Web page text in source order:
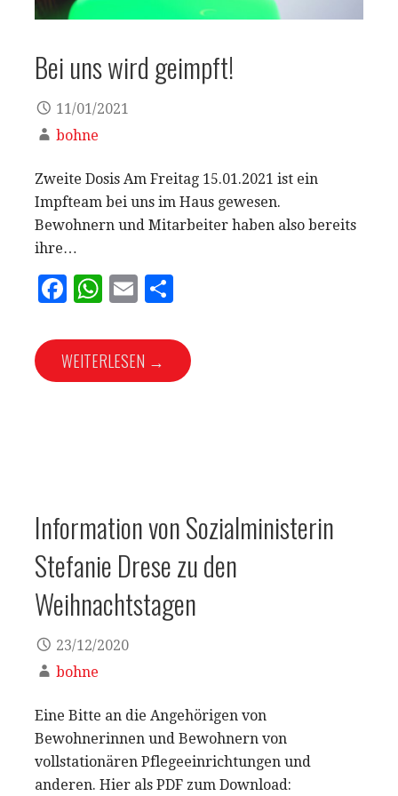
Bei uns wird geimpft!
11/01/2021
bohne
Zweite Dosis Am Freitag 15.01.2021 ist ein
Impfteam bei uns im Haus gewesen.
Bewohnern und Mitarbeiter haben also bereits
ihre…
F
c
e
W
at
s
E
ai
l
le
n
WEITERLESEN →
Information von Sozialministerin
Stefanie Drese zu den
Weihnachtstagen
23/12/2020
bohne
Eine Bitte an die Angehörigen von
Bewohnerinnen und Bewohnern von
vollstationären Pflegeeinrichtungen und
anderen. Hier als PDF zum Download: